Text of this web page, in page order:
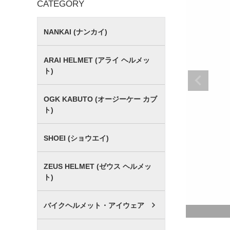
CATEGORY
NANKAI (ナンカイ)
ARAI HELMET (アライ ヘルメッ
ト)
OGK KABUTO (オージーケー カブ
ト)
SHOEI (ショウエイ)
ZEUS HELMET (ゼウス ヘルメッ
ト)
バイクヘルメット・アイウェア